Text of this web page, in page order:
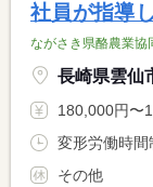
社員が指導
ながさき県酪農業協
長崎県雲仙
180,000円〜180,000円 ※フ
その他